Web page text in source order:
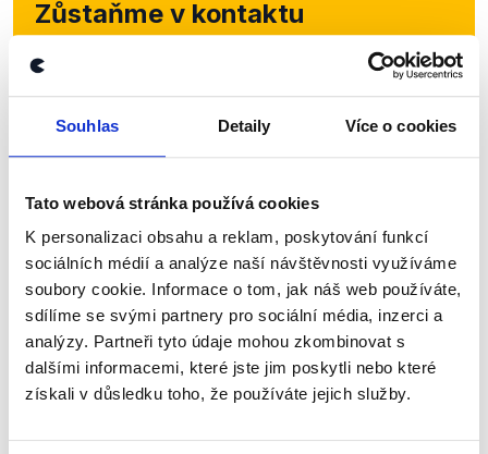
Souhlas Detaily Více o cookies
Tato webová stránka používá cookies
K personalizaci obsahu a reklam, poskytování funkcí
sociálních médií a analýze naší návštěvnosti využíváme
soubory cookie. Informace o tom, jak náš web používáte,
sdílíme se svými partnery pro sociální média, inzerci a
analýzy. Partneři tyto údaje mohou zkombinovat s
dalšími informacemi, které jste jim poskytli nebo které
získali v důsledku toho, že používáte jejich služby.
Zůstaňme v kontaktu
Přihlaste se k odběru našeho
newsletteru nebowhatsappového
kanálu, kde pravidelně přinášíme
shrnutí nejzajímavějších článků a analýz.
Začněte nás odebírat, a mějte tak
přehled o tom, jaké dezinformace a
nepravdy se zrovna v Česku šíří.
Newsletter WhatsApp
Sociální sítě